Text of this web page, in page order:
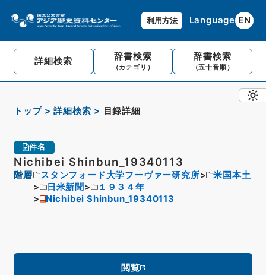
利用方法 Language EN
詳細検索 辞書検索
（カテゴリ）
辞書検索
（五十音順）
トップ 詳細検索 目録詳細
件名
Nichibei Shinbun_19340113
階層 スタンフォード大学フーヴァー研究所
米国本土
日米新聞
１９３４年
Nichibei Shinbun_19340113
閲覧